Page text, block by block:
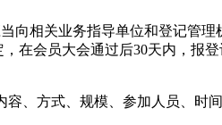
向相关业务指导单位和登记管
在会员大会通过后30天内，报
、方式、规模、参加人员、时